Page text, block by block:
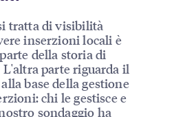
tratta di visibilità
inserzioni locali è
della storia di
L'altra parte riguarda il
base della gestione
chi le gestisce e
sondaggio ha